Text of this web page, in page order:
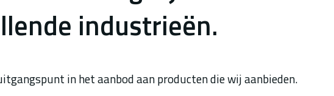
industrieën.
in het aanbod aan producten die wij aanbieden.